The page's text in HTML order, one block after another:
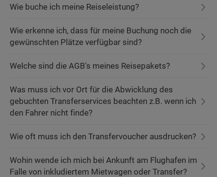
Wie buche ich meine Reiseleistung?
Wie erkenne ich, dass für meine Buchung noch die
gewünschten Plätze verfügbar sind?
Welche sind die AGB's meines Reisepakets?
Was muss ich vor Ort für die Abwicklung des
gebuchten Transferservices beachten z.B. wenn ich
den Fahrer nicht finde?
Wie oft muss ich den Transfervoucher ausdrucken?
Wohin wende ich mich bei Ankunft am Flughafen im
Falle von inkludiertem Mietwagen oder Transfer?